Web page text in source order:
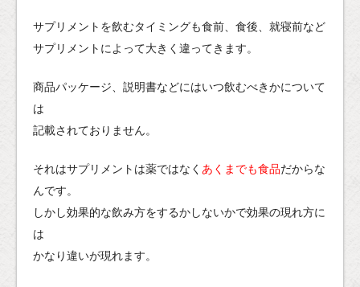
サプリメントを飲むタイミングも食前、食後、就寝前など
サプリメントによって大きく違ってきます。
商品パッケージ、説明書などにはいつ飲むべきかについて
は
記載されておりません。
それはサプリメントは薬ではなく あくまでも食品だからな
んです。
しかし効果的な飲み方をするかしないかで効果の現れ方に
は
かなり違いが現れます。